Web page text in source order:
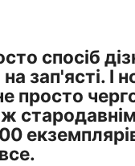
спосіб
зап'ясті. І
просто